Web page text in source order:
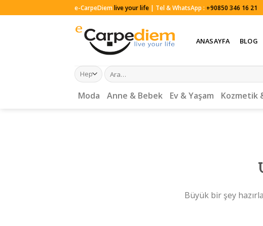
to
e-CarpeDiemlive your life | Tel & WhatsApp : +90850 346 16 21
ANASAYFA BLOG
Ara:
Moda Anne & Bebek Ev & Yaşam Kozmetik
Büyük bir şey